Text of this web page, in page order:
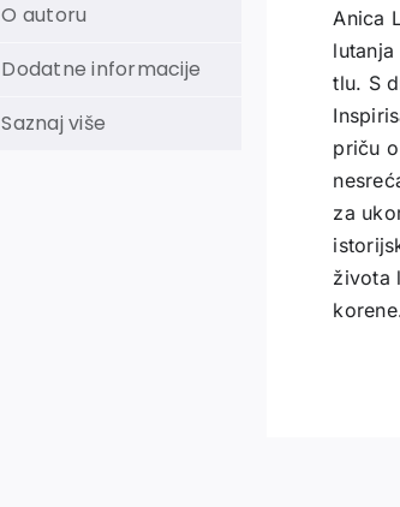
O autoru
Dodatne informacije
Saznaj više
Anica
tlu. S
priču
za
života